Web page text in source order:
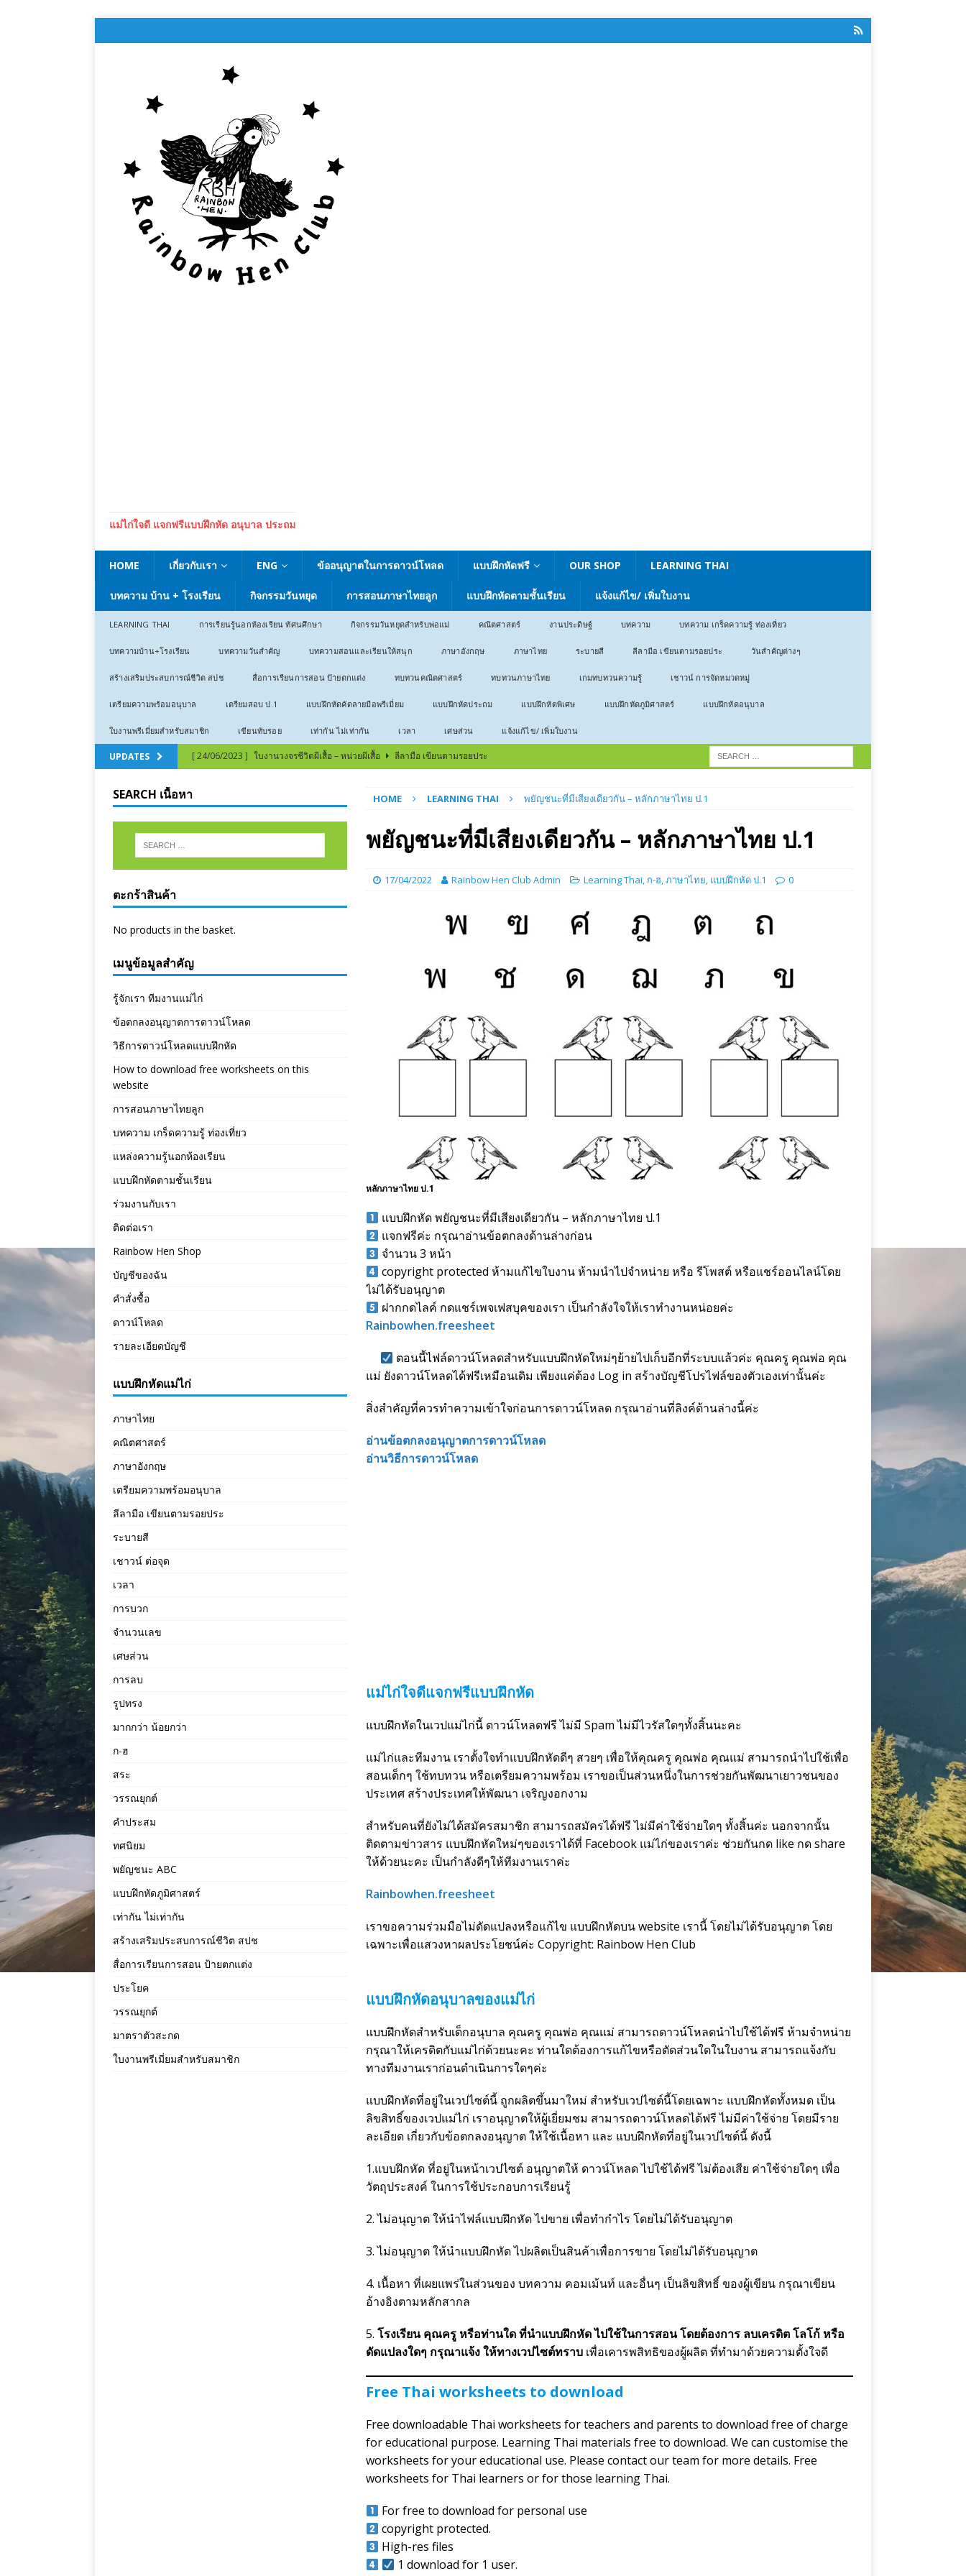
แม่ไก่ใจดี แจกฟรีแบบฝึกหัด อนุบาล ประถม
HOME เกี่ยวกับเรา ENG ข้ออนุญาตในการดาวน์โหลด แบบฝึกหัดฟรี OUR SHOP LEARNING THAI
บทความ บ้าน + โรงเรียน กิจกรรมวันหยุด การสอนภาษาไทยลูก แบบฝึกหัดตามชั้นเรียน แจ้งแก้ไข/ เพิ่มใบงาน
LEARNING THAI การเรียนรู้นอกห้องเรียน ทัศนศึกษา กิจกรรมวันหยุดสำหรับพ่อแม่ คณิตศาสตร์ งานประดิษฐ์ บทความ บทความ เกร็ดความรู้ ท่องเที่ยว
บทความบ้าน+โรงเรียน บทความวันสำคัญ บทความสอนและเรียนให้สนุก ภาษาอังกฤษ ภาษาไทย ระบายสี ลีลามือ เขียนตามรอยประ วันสำคัญต่างๆ
สร้างเสริมประสบการณ์ชีวิต สปช สื่อการเรียนการสอน ป้ายตกแต่ง ทบทวนคณิตศาสตร์ ทบทวนภาษาไทย เกมทบทวนความรู้ เชาวน์ การจัดหมวดหมู่
เตรียมความพร้อมอนุบาล เตรียมสอบ ป.1 แบบฝึกหัดคัดลายมือพรีเมี่ยม แบบฝึกหัดประถม แบบฝึกหัดพิเศษ แบบฝึกหัดภูมิศาสตร์ แบบฝึกหัดอนุบาล
ใบงานพรีเมี่ยมสำหรับสมาชิก เขียนทับรอย เท่ากัน ไม่เท่ากัน เวลา เศษส่วน แจ้งแก้ไข/ เพิ่มใบงาน
UPDATES [ 24/06/2023 ] ใบงานวงจรชีวิตผีเสื้อ – หน่วยผีเสื้อ
ลีลามือ เขียนตามรอยประ
[ 12/03/2023 ] ลีลามือ – หน่วยกบ
ลีลามือ เขียนตามรอยประ
ลีลามือ เขียนตามรอยประ
ประโยค
สอนไม่จำ ทำไม่ได้! ทำยังไงให้เด็กรักวิชาเลข
บทความสอนและเรียนให้สนุก
[ 24/06/2023 ]
คณิตศาสตร์
HOME LEARNING THAI พยัญชนะที่มีเสียงเดียวกัน – หลักภาษาไทย ป.1
พยัญชนะที่มีเสียงเดียวกัน – หลักภาษาไทย ป.1
17/04/2022 Rainbow Hen Club Admin Learning Thai, ก-ฮ,ภาษาไทย, แบบฝึกหัด ป.1 0
หลักภาษาไทย ป.1
แบบฝึกหัด พยัญชนะที่มีเสียงเดียวกัน – หลักภาษาไทย ป.1
แจกฟรีค่ะ กรุณาอ่านข้อตกลงด้านล่างก่อน
จำนวน 3 หน้า
copyright protected ห้ามแก้ไขใบงาน ห้ามนำไปจำหน่าย หรือ รีโพสต์ หรือแชร์ออนไลน์โดย
ไม่ได้รับอนุญาต
ฝากกดไลค์ กดแชร์เพจเฟสบุคของเรา เป็นกำลังใจให้เราทำงานหน่อยค่ะ
Rainbowhen.freesheet
ตอนนี้ไฟล์ดาวน์โหลดสำหรับแบบฝึกหัดใหม่ๆย้ายไปเก็บอีกที่ระบบแล้วค่ะ คุณครู คุณพ่อ คุณ
แม่ ยังดาวน์โหลดได้ฟรีเหมือนเดิม เพียงแค่ต้อง Log in สร้างบัญชีโปรไฟล์ของตัวเองเท่านั้นค่ะ
สิ่งสำคัญที่ควรทำความเข้าใจก่อนการดาวน์โหลด กรุณาอ่านที่ลิงค์ด้านล่างนี้ค่ะ
อ่านข้อตกลงอนุญาตการดาวน์โหลด
อ่านวิธีการดาวน์โหลด
แม่ไก่ใจดีแจกฟรีแบบฝึกหัด
แบบฝึกหัดในเวปแม่ไก่นี้ ดาวน์โหลดฟรี ไม่มี Spam ไม่มีไวรัสใดๆทั้งสิ้นนะคะ
แม่ไก่และทีมงาน เราตั้งใจทำแบบฝึกหัดดีๆ สวยๆ เพื่อให้คุณครู คุณพ่อ คุณแม่ สามารถนำไปใช้เพื่อ
สอนเด็กๆ ใช้ทบทวน หรือเตรียมความพร้อม เราขอเป็นส่วนหนึ่งในการช่วยกันพัฒนาเยาวชนของ
ประเทศ สร้างประเทศให้พัฒนา เจริญงอกงาม
สำหรับคนที่ยังไม่ได้สมัครสมาชิก สามารถสมัครได้ฟรี ไม่มีค่าใช้จ่ายใดๆ ทั้งสิ้นค่ะ นอกจากนั้น
ติดตามข่าวสาร แบบฝึกหัดใหม่ๆของเราได้ที่ Facebook แม่ไก่ของเราค่ะ ช่วยกันกด like กด share
ให้ด้วยนะคะ เป็นกำลังดีๆให้ทีมงานเราค่ะ
Rainbowhen.freesheet
เราขอความร่วมมือไม่ดัดแปลงหรือแก้ไข แบบฝึกหัดบน website เรานี้ โดยไม่ได้รับอนุญาต โดย
เฉพาะเพื่อแสวงหาผลประโยชน์ค่ะ Copyright: Rainbow Hen Club
แบบฝึกหัดอนุบาลของแม่ไก่
แบบฝึกหัดสำหรับเด็กอนุบาล คุณครู คุณพ่อ คุณแม่ สามารถดาวน์โหลดนำไปใช้ได้ฟรี ห้ามจำหน่าย
กรุณาให้เครดิตกับแม่ไก่ด้วยนะคะ ท่านใดต้องการแก้ไขหรือตัดส่วนใดในใบงาน สามารถแจ้งกับ
ทางทีมงานเราก่อนดำเนินการใดๆค่ะ
แบบฝึกหัดที่อยู่ในเวปไซต์นี้ ถูกผลิตขึ้นมาใหม่ สำหรับเวปไซต์นี้โดยเฉพาะ แบบฝึกหัดทั้งหมด เป็น
ลิขสิทธิ์ของเวปแม่ไก่ เราอนุญาตให้ผู้เยี่ยมชม สามารถดาวน์โหลดได้ฟรี ไม่มีค่าใช้จ่าย โดยมีราย
ละเอียด เกี่ยวกับข้อตกลงอนุญาต ให้ใช้เนื้อหา และ แบบฝึกหัดที่อยู่ในเวปไซต์นี้ ดังนี้
1.แบบฝึกหัด ที่อยู่ในหน้าเวปไซต์ อนุญาตให้ ดาวน์โหลด ไปใช้ได้ฟรี ไม่ต้องเสีย ค่าใช้จ่ายใดๆ เพื่อ
วัตถุประสงค์ ในการใช้ประกอบการเรียนรู้
2. ไม่อนุญาต ให้นำไฟล์แบบฝึกหัด ไปขาย เพื่อทำกำไร โดยไม่ได้รับอนุญาต
3. ไม่อนุญาต ให้นำแบบฝึกหัด ไปผลิตเป็นสินค้าเพื่อการขาย โดยไม่ได้รับอนุญาต
4. เนื้อหา ที่เผยแพร่ในส่วนของ บทความ คอมเม้นท์ และอื่นๆ เป็นลิขสิทธิ์ ของผู้เขียน กรุณาเขียน
อ้างอิงตามหลักสากล
5. โรงเรียน คุณครู หรือท่านใด ที่นำแบบฝึกหัด ไปใช้ในการสอน โดยต้องการ ลบเครดิต โลโก้ หรือ
ดัดแปลงใดๆ กรุณาแจ้ง ให้ทางเวปไซต์ทราบเพื่อเคารพสิทธิของผู้ผลิต ที่ทำมาด้วยความตั้งใจดี
Free Thai worksheets to download
Free downloadable Thai worksheets for teachers and parents to download free of charge
for educational purpose. Learning Thai materials free to download. We can customise the
worksheets for your educational use. Please contact our team for more details. Free
worksheets for Thai learners or for those learning Thai.
For free to download for personal use
copyright protected.
High-res files
1 download for 1 user.
SEARCH เนื้อหา
ตะกร้าสินค้า
No products in the basket.
เมนูข้อมูลสำคัญ
รู้จักเรา ทีมงานแม่ไก่
ข้อตกลงอนุญาตการดาวน์โหลด
วิธีการดาวน์โหลดแบบฝึกหัด
How to download free worksheets on this
website
การสอนภาษาไทยลูก
บทความ เกร็ดความรู้ ท่องเที่ยว
แหล่งความรู้นอกห้องเรียน
แบบฝึกหัดตามชั้นเรียน
ร่วมงานกับเรา
ติดต่อเรา
Rainbow Hen Shop
บัญชีของฉัน
คำสั่งซื้อ
ดาวน์โหลด
รายละเอียดบัญชี
แบบฝึกหัดแม่ไก่
ภาษาไทย
คณิตศาสตร์
ภาษาอังกฤษ
เตรียมความพร้อมอนุบาล
ลีลามือ เขียนตามรอยประ
ระบายสี
เชาวน์ ต่อจุด
เวลา
การบวก
จำนวนเลข
เศษส่วน
การลบ
รูปทรง
มากกว่า น้อยกว่า
ก-ฮ
สระ
วรรณยุกต์
คำประสม
ทศนิยม
พยัญชนะ ABC
แบบฝึกหัดภูมิศาสตร์
เท่ากัน ไม่เท่ากัน
สร้างเสริมประสบการณ์ชีวิต สปช
สื่อการเรียนการสอน ป้ายตกแต่ง
ประโยค
วรรณยุกต์
มาตราตัวสะกด
ใบงานพรีเมี่ยมสำหรับสมาชิก